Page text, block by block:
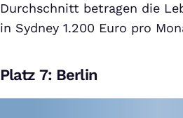
Durchschnitt betragen die
in Sydney 1.200 Euro pro
Platz 7: Berlin